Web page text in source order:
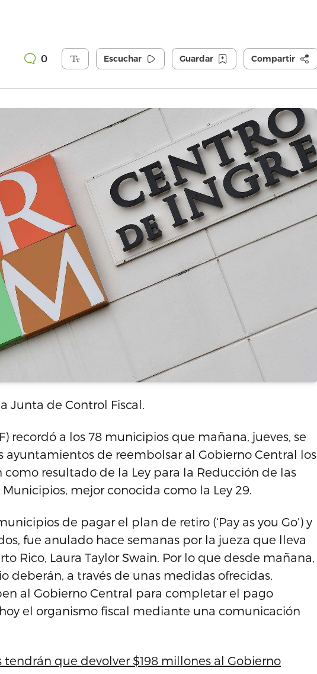
0 Escuchar Guardar Compartir
Junta de Control Fiscal.
recordó a los 78 municipios que mañana, jueves, se
ayuntamientos de reembolsar al Gobierno Central los
como resultado de la Ley para la Reducción de las
mejor conocida como la Ley 29.
de pagar el plan de retiro (‘Pay as you Go’) y
fue anulado hace semanas por la jueza que lleva
Rico, Laura Taylor Swain. Por lo que desde mañana,
deberán, a través de unas medidas ofrecidas,
al Gobierno Central para completar el pago
el organismo fiscal mediante una comunicación
tendrán que devolver $198 millones al Gobierno